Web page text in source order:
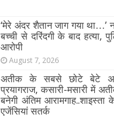
‘मेरे अंदर शैतान जाग गया था…’
बच्ची से दरिंदगी के बाद हत्या,
आरोपी
August 7, 2026
अतीक के सबसे छोटे बेटे
प्रयागराज, कसारी-मसारी में
बनेगी अंतिम
एजेंसियां सतर्क